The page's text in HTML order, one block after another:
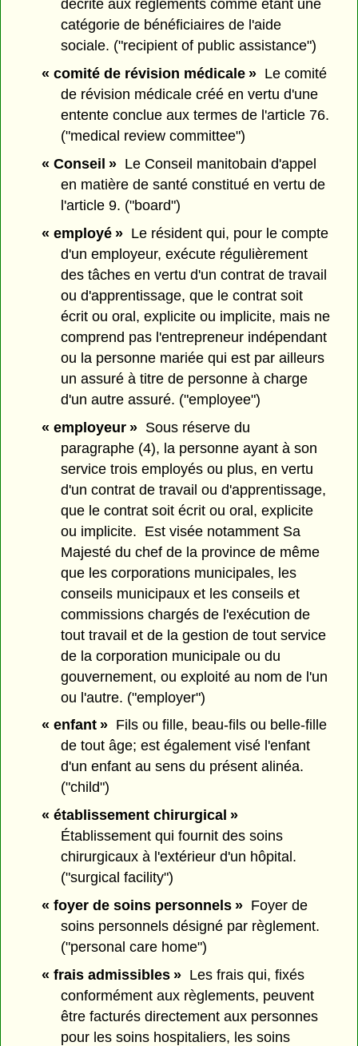
décrite aux règlements comme étant une
catégorie de bénéficiaires de l'aide
sociale. ("recipient of public assistance")
« comité de révision médicale »Le comité
de révision médicale créé en vertu d'une
entente conclue aux termes de l'article 76.
("medical review committee")
« Conseil »Le Conseil manitobain d'appel
en matière de santé constitué en vertu de
l'article 9. ("board")
« employé »Le résident qui, pour le compte
d'un employeur, exécute régulièrement
des tâches en vertu d'un contrat de travail
ou d'apprentissage, que le contrat soit
écrit ou oral, explicite ou implicite, mais ne
comprend pas l'entrepreneur indépendant
ou la personne mariée qui est par ailleurs
un assuré à titre de personne à charge
d'un autre assuré. ("employee")
« employeur »Sous réserve du
paragraphe (4), la personne ayant à son
service trois employés ou plus, en vertu
d'un contrat de travail ou d'apprentissage,
que le contrat soit écrit ou oral, explicite
ou implicite. Est visée notamment Sa
Majesté du chef de la province de même
que les corporations municipales, les
conseils municipaux et les conseils et
commissions chargés de l'exécution de
tout travail et de la gestion de tout service
de la corporation municipale ou du
gouvernement, ou exploité au nom de l'un
ou l'autre. ("employer")
« enfant »Fils ou fille, beau-fils ou belle-fille
de tout âge; est également visé l'enfant
d'un enfant au sens du présent alinéa.
("child")
« établissement chirurgical »
Établissement qui fournit des soins
chirurgicaux à l'extérieur d'un hôpital.
("surgical facility")
« foyer de soins personnels »Foyer de
soins personnels désigné par règlement.
("personal care home")
« frais admissibles »Les frais qui, fixés
conformément aux règlements, peuvent
être facturés directement aux personnes
pour les soins hospitaliers, les soins